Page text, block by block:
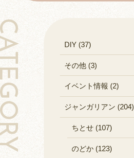
DIY (37)
その他 (3)
イベント情報 (2)
ジャンガリアン (204)
ちとせ (107)
のどか (123)